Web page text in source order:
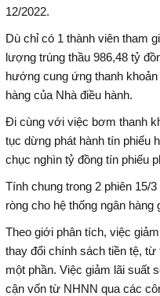
12/2022.
Dù chỉ có 1 thành viên tham
lượng trúng thầu 986,48 tỷ
hướng cung ứng thanh
hàng của Nhà điều hành.
Đi cùng với việc bơm thanh
tục dừng phát hành tín phiếu
chục nghìn tỷ đồng tín phiếu
Tính chung trong 2 phiên 15/
ròng cho hệ thống ngân hàng
Theo giới phân tích, việc
thay đổi chính sách tiền tệ,
một phần. Việc giảm lãi suất
cận vốn từ NHNN qua các